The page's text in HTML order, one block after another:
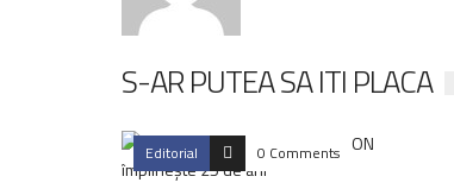
S-AR PUTEA SA ITI PLACA
Editorial 0 Comments